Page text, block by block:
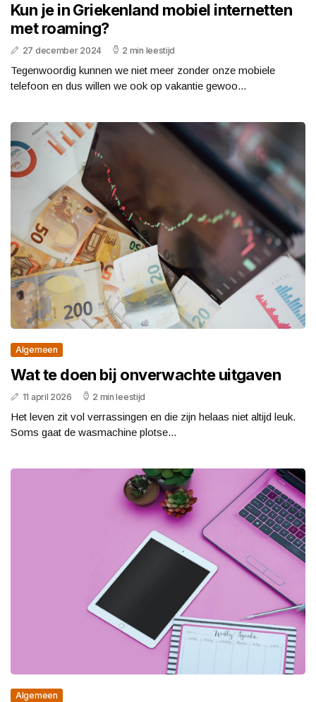
Kun je in Griekenland mobiel internetten
met roaming?
27 december 2024 2 min leestijd
Tegenwoordig kunnen we niet meer zonder onze mobiele
telefoon en dus willen we ook op vakantie gewoo...
Algemeen
Wat te doen bij onverwachte uitgaven
11 april 2026 2 min leestijd
Het leven zit vol verrassingen en die zijn helaas niet altijd leuk.
Soms gaat de wasmachine plotse...
Algemeen